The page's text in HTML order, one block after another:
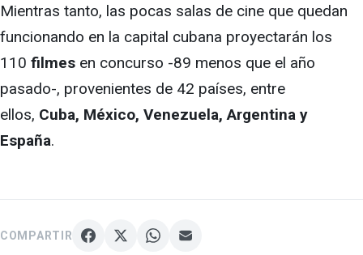
Mientras tanto, las pocas salas de cine que quedan
funcionando en la capital cubana proyectarán los
110 filmes en concurso -89 menos que el año
pasado-, provenientes de 42 países, entre
ellos, Cuba, México, Venezuela, Argentina y
España.
COMPARTIR